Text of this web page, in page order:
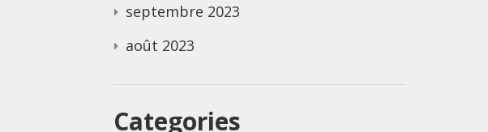
septembre 2023
août 2023
Categories